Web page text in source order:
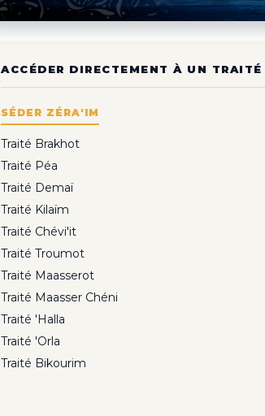
ACCÉDER DIRECTEMENT À UN TRAITÉ
SÉDER ZÉRA'IM
Traité Brakhot
Traité Péa
Traité Demaï
Traité Kilaïm
Traité Chévi'it
Traité Troumot
Traité Maasserot
Traité Maasser Chéni
Traité 'Halla
Traité 'Orla
Traité Bikourim